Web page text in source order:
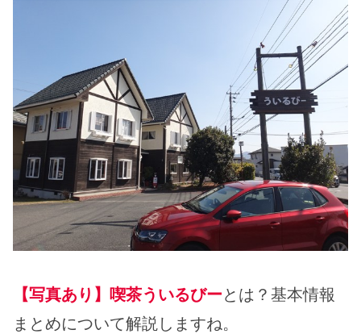
【写真あり】喫茶ういるびーとは？基本情報
まとめについて解説しますね。